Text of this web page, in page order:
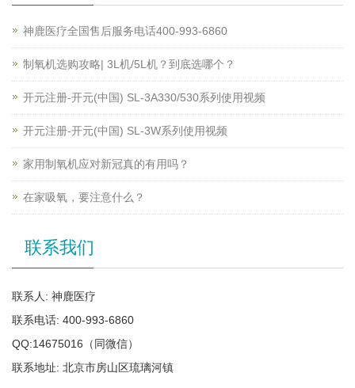
神鹿医疗全国售后服务电话400-993-6860
制氧机选购攻略| 3L机/5L机？到底选哪个？
开元注册-开元(中国) SL-3A330/530系列使用视频
开元注册-开元(中国) SL-3W系列使用视频
家用制氧机应对新冠真的有用吗？
在家吸氧，要注意什么？
联系我们
联系人: 神鹿医疗
联系电话: 400-993-6860
QQ:14675016（同微信）
联系地址: 北京市房山区琉璃河镇